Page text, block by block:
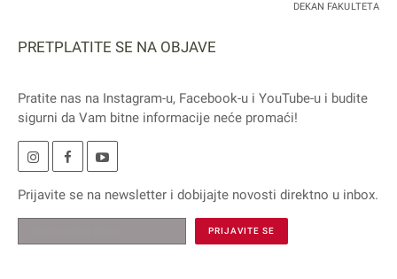
DEKAN FAKULTETA
PRETPLATITE SE NA OBJAVE
Pratite nas na Instagram-u, Facebook-u i YouTube-u i budite
sigurni da Vam bitne informacije neće promaći!
Prijavite se na newsletter i dobijajte novosti direktno u inbox.